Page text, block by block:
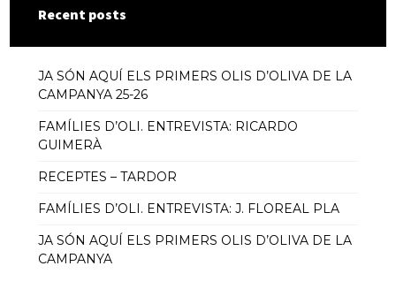
Recent posts
JA SÓN AQUÍ ELS PRIMERS OLIS D’OLIVA DE LA
CAMPANYA 25-26
FAMÍLIES D’OLI. ENTREVISTA: RICARDO
GUIMERÀ
RECEPTES – TARDOR
FAMÍLIES D’OLI. ENTREVISTA: J. FLOREAL PLA
JA SÓN AQUÍ ELS PRIMERS OLIS D’OLIVA DE LA
CAMPANYA